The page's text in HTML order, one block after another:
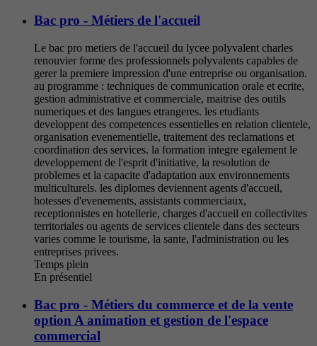
Bac pro - Métiers de l'accueil
Le bac pro metiers de l'accueil du lycee polyvalent charles
renouvier forme des professionnels polyvalents capables de
gerer la premiere impression d'une entreprise ou organisation.
au programme : techniques de communication orale et ecrite,
gestion administrative et commerciale, maitrise des outils
numeriques et des langues etrangeres. les etudiants
developpent des competences essentielles en relation clientele,
organisation evenementielle, traitement des reclamations et
coordination des services. la formation integre egalement le
developpement de l'esprit d'initiative, la resolution de
problemes et la capacite d'adaptation aux environnements
multiculturels. les diplomes deviennent agents d'accueil,
hotesses d'evenements, assistants commerciaux,
receptionnistes en hotellerie, charges d'accueil en collectivites
territoriales ou agents de services clientele dans des secteurs
varies comme le tourisme, la sante, l'administration ou les
entreprises privees.
Temps plein
En présentiel
Bac pro - Métiers du commerce et de la vente
option A animation et gestion de l'espace
commercial